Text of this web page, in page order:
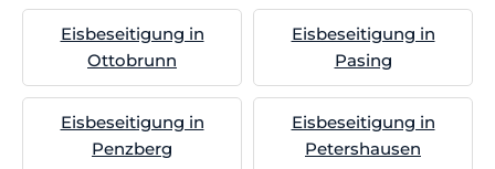
Eisbeseitigung in
Ottobrunn
Eisbeseitigung in
Pasing
Eisbeseitigung in
Penzberg
Eisbeseitigung in
Petershausen